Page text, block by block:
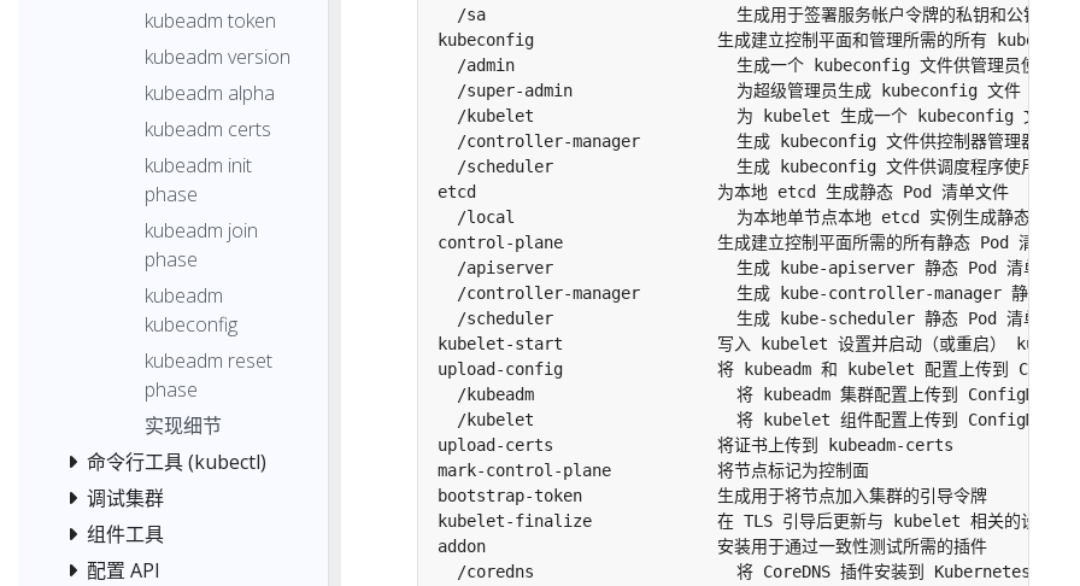
kubeadm token
kubeadm version
kubeadm alpha
kubeadm certs
kubeadm init
phase
kubeadm join
phase
kubeadm
kubeconfig
kubeadm reset
phase
实现细节
命令行工具 (kubectl)
调试集群
组件工具
配置 API
  /super-admin                 为超级管理员生成 kubeconfig 文件
etcd                         为本地 etcd 生成静态 Pod 清单文件
mark-control-plane           将节点标记为控制面
bootstrap-token              生成用于将节点加入集群的引导令牌
addon                        安装用于通过一致性测试所需的插件